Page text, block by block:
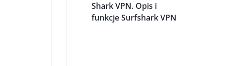
Shark VPN. Opis i
funkcje Surfshark VPN